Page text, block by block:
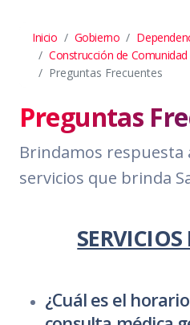
Inicio Gobierno
Construcción de Comunidad
Preguntas Frecuentes
Preguntas
Brindamos respuesta
servicios que brinda
¿Cuál es el